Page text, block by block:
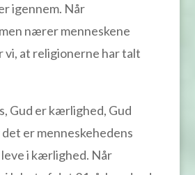
igennem. Når
nærer menneskene
vi, at religionerne har talt
Gud er kærlighed, Gud
det er menneskehedens
i kærlighed. Når